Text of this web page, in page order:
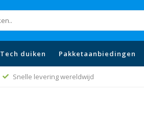
Tech duiken Pakketaanbiedingen
Beoordeeld met een 9.1